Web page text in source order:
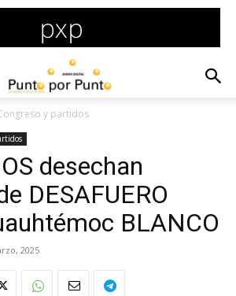
y partidos
desechan
DESAFUERO
BLANCO
2025